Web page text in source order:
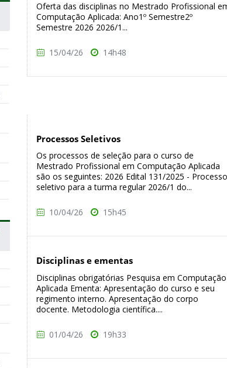
Oferta das disciplinas no Mestrado Profissional
Computação Aplicada: Ano1º Semestre2º
Semestre 2026 2026/1...
15/04/26 14h48
Processos Seletivos
Os processos de seleção para o curso de
Mestrado Profissional em Computação Aplicada
são os seguintes: 2026 Edital 131/2025 - Processo
seletivo para a turma regular 2026/1 do...
10/04/26 15h45
Disciplinas e ementas
Disciplinas obrigatórias Pesquisa em Computação
Aplicada Ementa: Apresentação do curso e seu
regimento interno. Apresentação do corpo
docente. Metodologia científica....
01/04/26 19h33